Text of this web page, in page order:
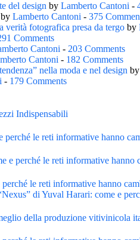
del design by Lamberto Cantoni -
by Lamberto Cantoni - 375
verità fotografica presa da tergo by
Comments
Cantoni - 203 Comments
Cantoni - 182 Comments
nella moda e nel design by
- 179 Comments
Indispensabili
perché le reti informative hanno
e perché le reti informative hanno
le reti informative hanno
di Yuval Harari: come e
della produzione vitivinicola